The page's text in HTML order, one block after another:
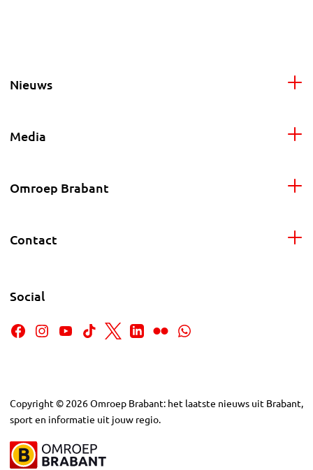
Nieuws
Media
Omroep Brabant
Contact
Social
Copyright © 2026Omroep Brabant: het laatste nieuws uit Brabant,
sport en informatie uit jouw regio.